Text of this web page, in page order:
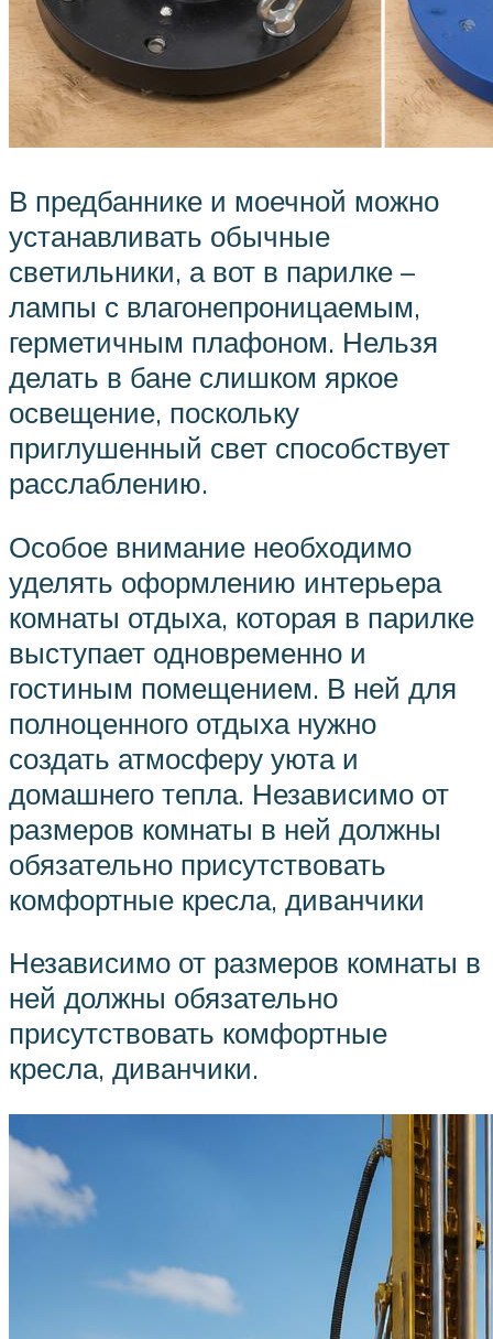
В предбаннике и моечной можно
устанавливать обычные
светильники, а вот в парилке –
лампы с влагонепроницаемым,
герметичным плафоном. Нельзя
делать в бане слишком яркое
освещение, поскольку
приглушенный свет способствует
расслаблению.
Особое внимание необходимо
уделять оформлению интерьера
комнаты отдыха, которая в парилке
выступает одновременно и
гостиным помещением. В ней для
полноценного отдыха нужно
создать атмосферу уюта и
домашнего тепла. Независимо от
размеров комнаты в ней должны
обязательно присутствовать
комфортные кресла, диванчики
Независимо от размеров комнаты в
ней должны обязательно
присутствовать комфортные
кресла, диванчики.